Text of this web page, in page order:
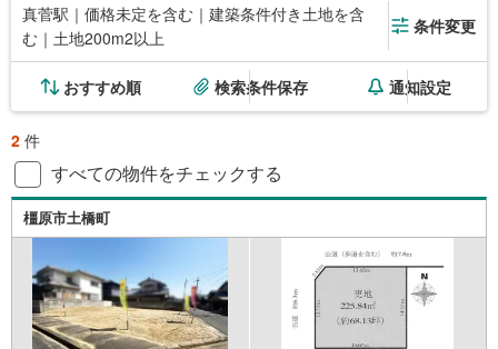
真菅駅｜価格未定を含む｜建築条件付き土地を含
む｜土地200m2以上
条件変更
おすすめ順 検索条件保存 通知設定
2 件
すべての物件をチェックする
橿原市土橋町